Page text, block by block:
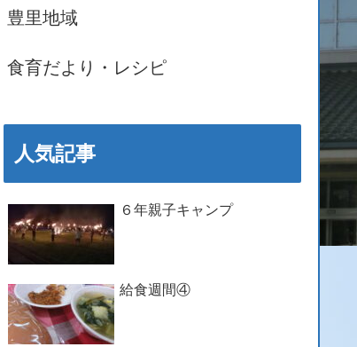
豊里地域
食育だより・レシピ
人気記事
６年親子キャンプ
給食週間④